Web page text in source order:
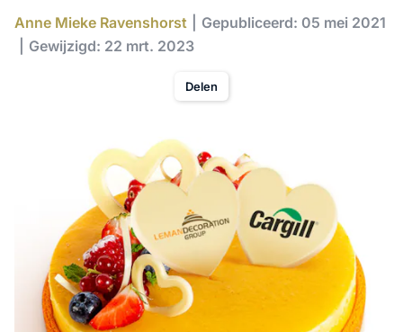
Anne Mieke Ravenshorst
Gepubliceerd: 05 mei 2021
Gewijzigd: 22 mrt. 2023
Delen